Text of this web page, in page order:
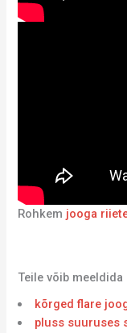
Rohkem jooga
Teile võib meeldida
kõrged flare
pluss suuruses